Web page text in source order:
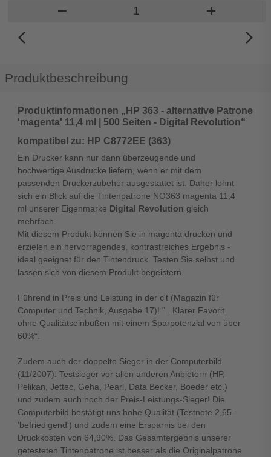
remove Produkt Warenkorb Menge
add
arrow_back_ios_new arrow_forward_ios
Produktbeschreibung
Produktinformationen „HP 363 - alternative Patrone
'magenta' 11,4 ml | 500 Seiten - Digital Revolution“
kompatibel zu: HP C8772EE (363)
Ein Drucker kann nur dann überzeugende und
hochwertige Ausdrucke liefern, wenn er mit dem
passenden Druckerzubehör ausgestattet ist. Daher lohnt
sich ein Blick auf die Tintenpatrone NO363 magenta 11,4
ml unserer Eigenmarke Digital Revolution gleich
mehrfach.
Mit diesem Produkt können Sie in magenta drucken und
erzielen ein hervorragendes, kontrastreiches Ergebnis -
ideal geeignet für den Tintendruck. Testen Sie selbst und
lassen sich von diesem Produkt begeistern.
Führend in Preis und Leistung in der c't (Magazin für
Computer und Technik, Ausgabe 17)! “...Klarer Favorit
ohne Qualitätseinbußen mit einem Sparpotenzial von über
60%“.
Zudem auch der doppelte Sieger in der Computerbild
(11/2007): Testsieger vor allen anderen Anbietern (HP,
Pelikan, Jettec, Geha, Pearl, Data Becker, Boeder etc.)
und zudem auch noch der Preis-Leistungs-Sieger! Die
Computerbild bestätigt uns hohe Qualität (Testnote 2,65 -
'befriedigend') und zudem eine Ersparnis bei den
Druckkosten von 64,90%. Das Gesamtergebnis unserer
getesteten Tintenpatrone ist besser als die Originalpatrone